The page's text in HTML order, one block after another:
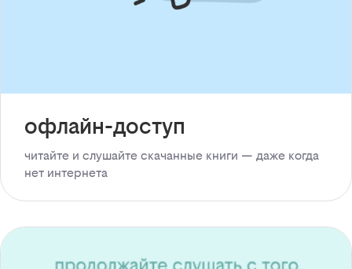
офлайн-доступ
читайте и слушайте скачанные книги — даже когда
нет интернета